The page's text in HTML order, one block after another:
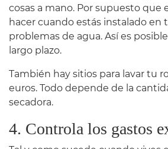
cosas a mano. Por supuesto que
hacer cuando estás instalado en
problemas de agua. Así es
largo plazo.
También hay sitios para lavar tu
euros. Todo depende de la
secadora.
4. Controla los gastos